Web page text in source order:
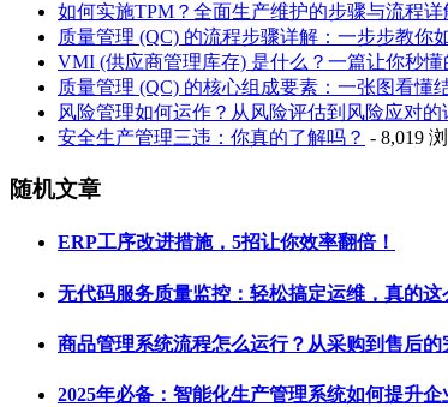
如何实施TPM？全面生产维护的步骤与流程详
质量管理 (QC) 的流程步骤详解：一步步教你
VMI (供应商管理库存) 是什么？一篇让你秒懂
质量管理 (QC) 的核心组成要素：一张图看懂
风险管理如何运作？从风险评估到风险应对的
安全生产管理三违：你真的了解吗？ - 8,019
随机文章
ERP工序改进措施，5招让你效率翻倍！
无代码服务质量监控：轻松搞定运维，真的这
商品管理系统流程怎么运行？从采购到售后的
2025年必备：智能化生产管理系统如何提升企